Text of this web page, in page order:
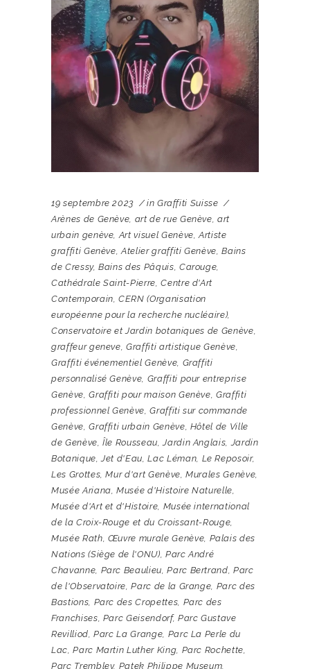
19 septembre 2023 in Graffiti Suisse
Arènes de Genève art de rue Genève ,art
urbain genève Art visuel Genève ,Artiste
graffiti Genève ,Atelier graffiti Genève ,Bains
de Cressy,Bains des Pâquis Carouge
Cathédrale Saint-Pierre ,Centre d'Art
Contemporain ,CERN (Organisation
européenne pour la recherche nucléaire)
Conservatoire et Jardin botaniques de Genève
graffeur geneve ,Graffiti artistique Genève
Graffiti événementiel Genève Graffiti
personnalisé Genève Graffiti pour entreprise
Genève ,Graffiti pour maison Genève ,Graffiti
professionnel Genève ,Graffiti sur commande
Genève ,Graffiti urbain Genève Hôtel de Ville
de Genève ,Île Rousseau Jardin Anglais
Jardin
Botanique
Jet d'Eau ,Lac Léman Le Reposoir,
Les Grottes ,Mur d'art Genève ,Murales Genève
Musée Ariana ,Musée d'Histoire Naturelle
Musée d'Art et d'Histoire Musée international
de la Croix-Rouge et du Croissant-Rouge
Musée Rath Œuvre murale Genève Palais des
Nations (Siège de l'ONU) Parc André
Chavanne Parc Beaulieu ,Parc Bertrand ,Parc
de l'Observatoire ,Parc de la Grange Parc des
Bastions Parc des Cropettes Parc des
Franchises Parc Geisendorf, Parc Gustave
Revilliod ,Parc La Grange Parc La Perle du
Lac ,Parc Martin Luther King Parc Rochette
Parc Trembley, Patek Philippe Museum